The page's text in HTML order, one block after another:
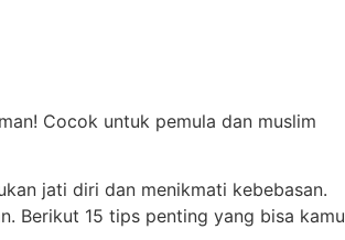
Cocok untuk pemula dan muslim
jati diri dan menikmati kebebasan.
Berikut 15 tips penting yang bisa kamu